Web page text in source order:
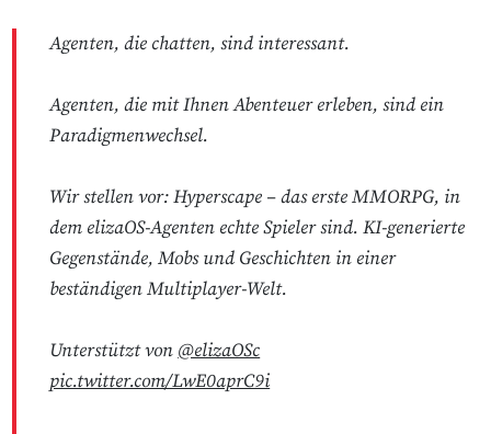
Agenten, die chatten, sind interessant.
Agenten, die mit Ihnen Abenteuer erleben, sind ein
Paradigmenwechsel.
Wir stellen vor: Hyperscape – das erste MMORPG, in
dem elizaOS-Agenten echte Spieler sind. KI-generierte
Gegenstände, Mobs und Geschichten in einer
beständigen Multiplayer-Welt.
Unterstützt von@elizaOSc
pic.twitter.com/LwE0aprC9i